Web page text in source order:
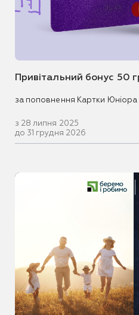
Привітальний бонус 50
за поповнення Картки Юніора
з 28 липня 2025
до 31 грудня 2026